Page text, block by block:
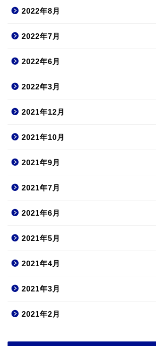
2022年8月
2022年7月
2022年6月
2022年3月
2021年12月
2021年10月
2021年9月
2021年7月
2021年6月
2021年5月
2021年4月
2021年3月
2021年2月